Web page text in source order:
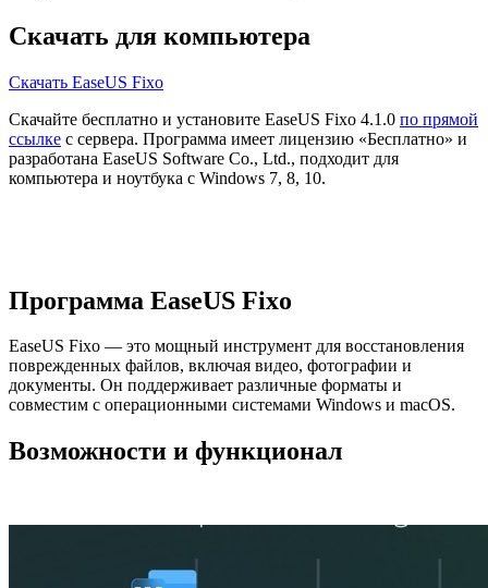
Скачать для компьютера
Скачать EaseUS Fixo
Скачайте бесплатно и установите EaseUS Fixo 4.1.0 по прямой
ссылке с сервера. Программа имеет лицензию «Бесплатно» и
разработана EaseUS Software Co., Ltd., подходит для
компьютера и ноутбука с Windows 7, 8, 10.
Программа EaseUS Fixo
EaseUS Fixo — это мощный инструмент для восстановления
поврежденных файлов, включая видео, фотографии и
документы. Он поддерживает различные форматы и
совместим с операционными системами Windows и macOS.
Возможности и функционал